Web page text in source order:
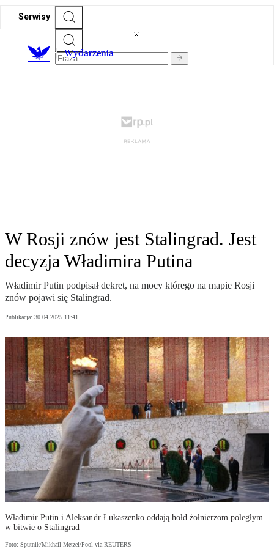
Serwisy
Wydarzenia
W Rosji znów jest Stalingrad. Jest
decyzja Władimira Putina
Władimir Putin podpisał dekret, na mocy którego na mapie Rosji
znów pojawi się Stalingrad.
Publikacja: 30.04.2025 11:41
Władimir Putin i Aleksandr Łukaszenko oddają hołd żołnierzom poległym
w bitwie o Stalingrad
Foto: Sputnik/Mikhail Metzel/Pool via REUTERS